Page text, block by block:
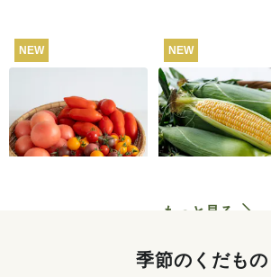
NEW
トマト食べくらべセ
ット 3kg
送料込 4,280円
NEW
【産地直送】北
沢のとうもろこ
本
送料込
もっと見る
季節のくだもの